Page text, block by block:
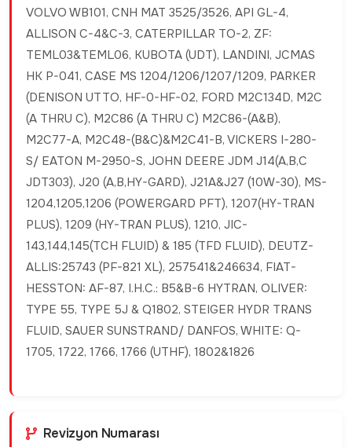
VOLVO WB101, CNH MAT 3525/3526, API GL-4,
ALLISON C-4&C-3, CATERPILLAR TO-2, ZF:
TEML03&TEML06, KUBOTA (UDT), LANDINI, JCMAS
HK P-041, CASE MS 1204/1206/1207/1209, PARKER
(DENISON UTTO, HF-0-HF-02, FORD M2C134D, M2C
(A THRU C), M2C86 (A THRU C) M2C86-(A&B),
M2C77-A, M2C48-(B&C)&M2C41-B, VICKERS I-280-
S/ EATON M-2950-S, JOHN DEERE JDM J14(A,B,C
JDT303), J20 (A,B,HY-GARD), J21A&J27 (10W-30), MS-
1204,1205,1206 (POWERGARD PFT), 1207(HY-TRAN
PLUS), 1209 (HY-TRAN PLUS), 1210, JIC-
143,144,145(TCH FLUID) & 185 (TFD FLUID), DEUTZ-
ALLIS:25743 (PF-821 XL), 257541&246634, FIAT-
HESSTON: AF-87, I.H.C.: B5&B-6 HYTRAN, OLIVER:
TYPE 55, TYPE 5J & Q1802, STEIGER HYDR TRANS
FLUID, SAUER SUNSTRAND/ DANFOS, WHITE: Q-
1705, 1722, 1766, 1766 (UTHF), 1802&1826
Revizyon Numarası